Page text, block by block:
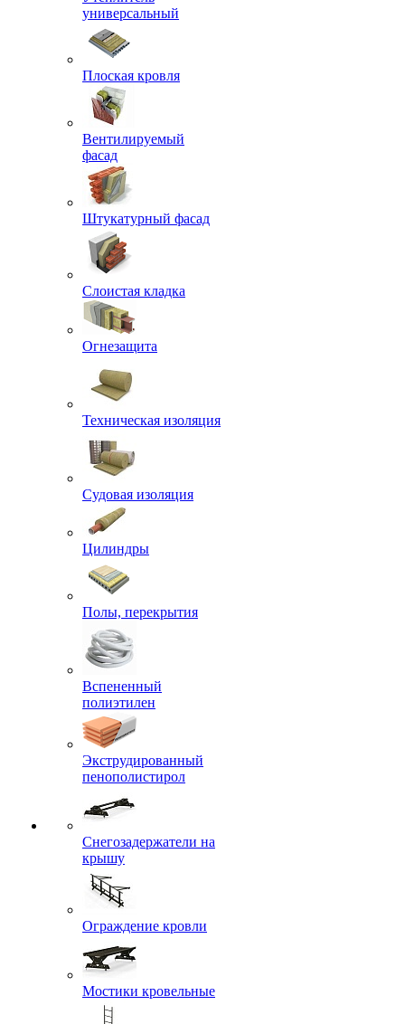
универсальный
Плоская кровля
Вентилируемый
фасад
Штукатурный фасад
Слоистая кладка
Огнезащита
Техническая изоляция
Судовая изоляция
Цилиндры
Полы, перекрытия
Вспененный
полиэтилен
Экструдированный
пенополистирол
Снегозадержатели на
крышу
Ограждение кровли
Мостики кровельные